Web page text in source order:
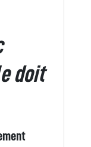
doit